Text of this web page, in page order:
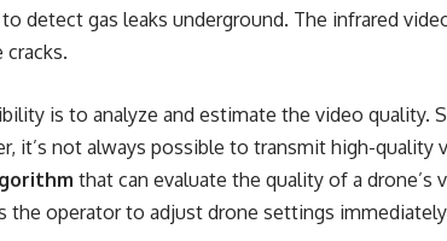
detect gas leaks underground. The infrared
is to analyze and estimate the video quality.
it’s not always possible to transmit high-quality
that can evaluate the quality of a drone’s
the operator to adjust drone settings